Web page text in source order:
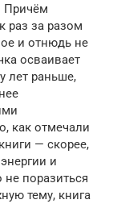
Причём
раз за разом
и отнюдь не
осваивает
лет раньше,
как отмечали
— скорее,
и
поразиться
тему, книга